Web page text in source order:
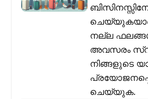
നല്ല ഫലങ്ങൾ
അവസരം
നിങ്ങളുടെ
ചെയ്യുക.